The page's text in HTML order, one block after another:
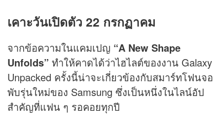
เคาะวันเปิดตัว 22 กรกฏาคม
จากข้อความในแคมเปญ “A New Shape
Unfolds” ทำให้คาดได้ว่าไฮไลต์ของงาน Galaxy
Unpacked ครั้งนี้น่าจะเกี่ยวข้องกับสมาร์ทโฟนจอ
พับรุ่นใหม่ของ Samsung ซึ่งเป็นหนึ่งในไลน์อัป
สำคัญที่แฟน ๆ รอคอยทุกปี